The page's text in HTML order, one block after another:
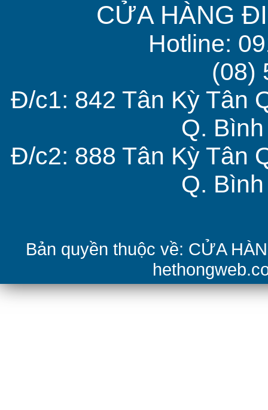
CỬA HÀNG
Hotline:
(08)
Đ/c1: 842 Tân Kỳ Tân
Q.
Đ/c2: 888 Tân Kỳ Tân
Q.
Bản quyền thuộc về: CỬA